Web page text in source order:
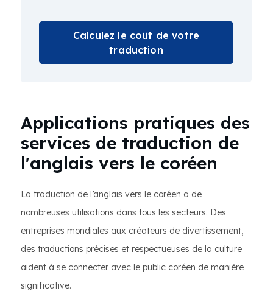
Calculez le coût de votre
traduction
Applications pratiques des
services de traduction de
l'anglais vers le coréen
La traduction de l’anglais vers le coréen a de
nombreuses utilisations dans tous les secteurs. Des
entreprises mondiales aux créateurs de divertissement,
des traductions précises et respectueuses de la culture
aident à se connecter avec le public coréen de manière
significative.